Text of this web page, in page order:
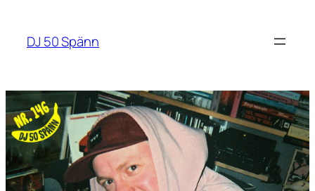
innehåll
DJ 50 Spänn